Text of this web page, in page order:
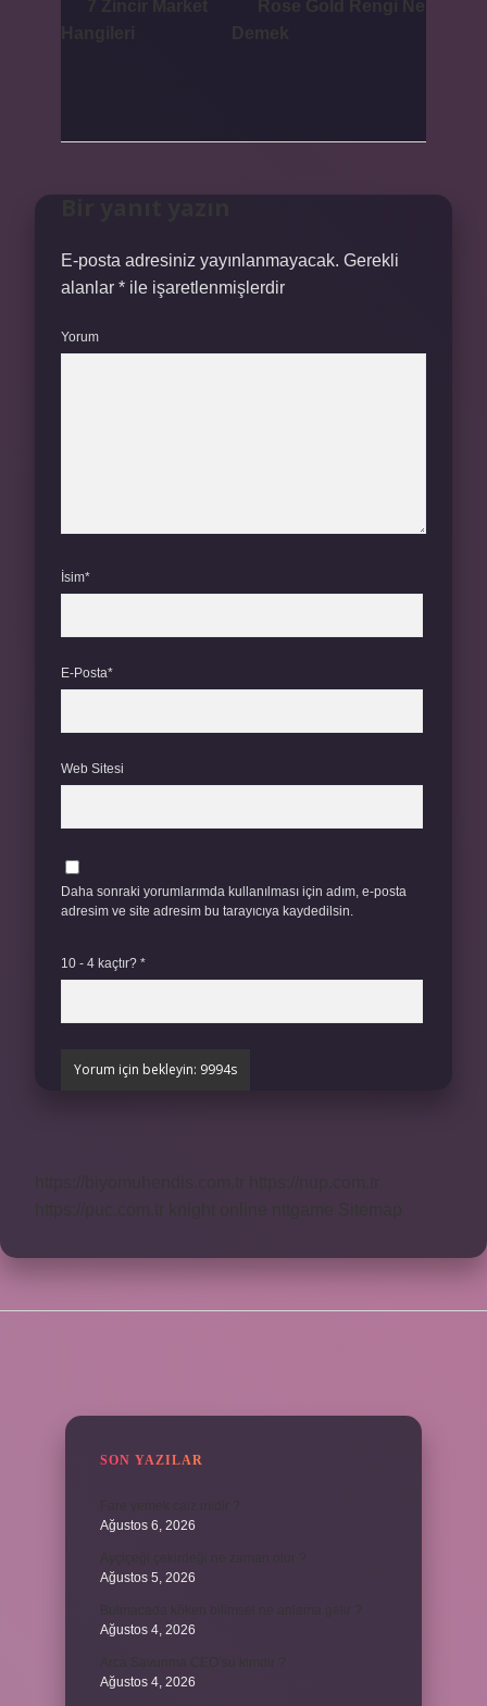
E-posta adresiniz yayınlanmayacak. Gerekli
alanlar * ile işaretlenmişlerdir
Yorum
İsim*
E-Posta*
Web Sitesi
Daha sonraki yorumlarımda kullanılması için adım, e-posta
adresim ve site adresim bu tarayıcıya kaydedilsin.
10 - 4 kaçtır? *
SON YAZILAR
Ağustos 6, 2026
Ağustos 5, 2026
Ağustos 4, 2026
Ağustos 4, 2026